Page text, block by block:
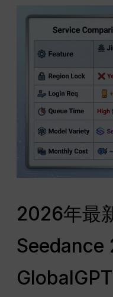
2026年最
Seedance